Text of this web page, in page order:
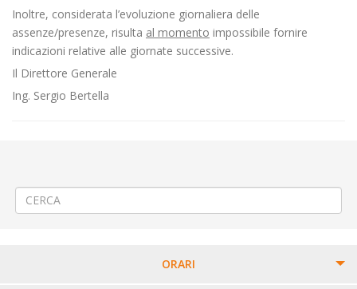
Inoltre, considerata l’evoluzione giornaliera delle
assenze/presenze, risulta al momento impossibile fornire
indicazioni relative alle giornate successive.
Il Direttore Generale
Ing. Sergio Bertella
ORARI